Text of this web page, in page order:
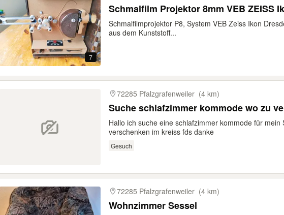
7
Schmalfilm Projektor 8mm VEB
Schmalfilmprojektor P8, System VEB Zeiss Ikon
aus dem Kunststoff...
72285 Pfalzgrafenweiler (4 km)
Suche schlafzimmer kommode wo zu
Hallo ich suche eine schlafzimmer kommode für mein
verschenken im kreiss fds danke
Gesuch
72285 Pfalzgrafenweiler (4 km)
Wohnzimmer Sessel